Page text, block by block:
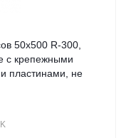
50x500 R-300,
пластинами, не